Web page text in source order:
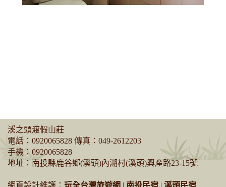
溪之頭渡假山莊
電話： 0920065828 傳真：049-2612203
手機： 0920065828
地址：南投縣鹿谷鄉(溪頭)內湖村(溪頭)興產路23-15號
網頁設計維護： 玩全台灣旅遊網 | 南投民宿 | 溪頭民宿